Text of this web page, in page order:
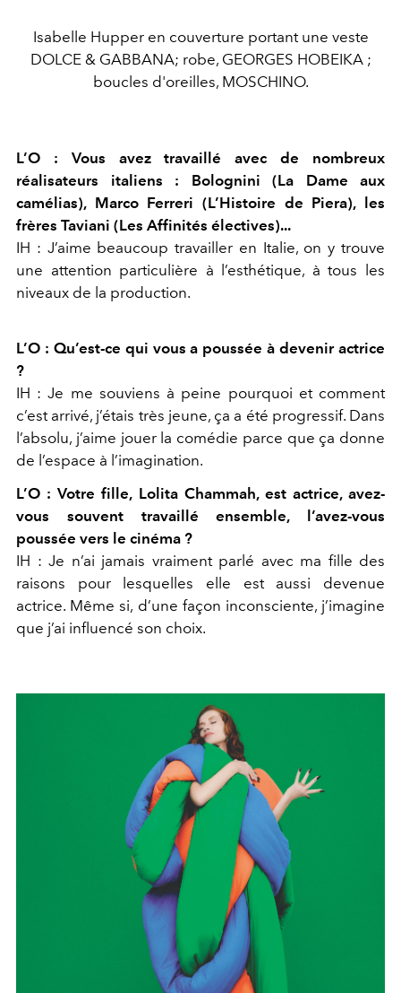
Isabelle Hupper en couverture portant une veste
DOLCE & GABBANA; robe, GEORGES HOBEIKA ;
boucles d'oreilles, MOSCHINO.
L’O : Vous avez travaillé avec de nombreux
réalisateurs italiens : Bolognini (La Dame aux
camélias), Marco Ferreri (L’Histoire de Piera), les
frères Taviani (Les Affinités électives)...
IH : J’aime beaucoup travailler en Italie, on y trouve
une attention particulière à l’esthétique, à tous les
niveaux de la production.
L’O : Qu’est-ce qui vous a poussée à devenir actrice
?
IH : Je me souviens à peine pourquoi et comment
c’est arrivé, j’étais très jeune, ça a été progressif. Dans
l’absolu, j’aime jouer la comédie parce que ça donne
de l’espace à l’imagination.
L’O : Votre fille, Lolita Chammah, est actrice, avez-
vous souvent travaillé ensemble, l’avez-vous
poussée vers le cinéma ?
IH : Je n’ai jamais vraiment parlé avec ma fille des
raisons pour lesquelles elle est aussi devenue
actrice. Même si, d’une façon inconsciente, j’imagine
que j’ai influencé son choix.